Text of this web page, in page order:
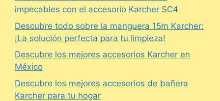
impecables con el accesorio Karcher SC4
Descubre todo sobre la manguera 15m Karcher:
¡La solución perfecta para tu limpieza!
Descubre los mejores accesorios Karcher en
México
Descubre los mejores accesorios de bañera
Karcher para tu hogar